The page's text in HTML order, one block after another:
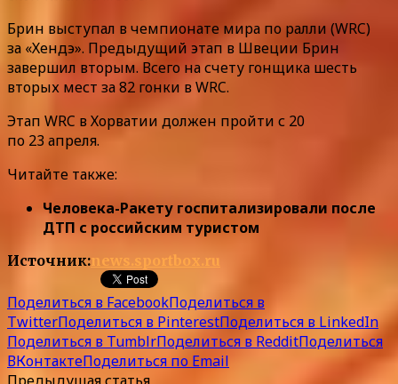
Брин выступал в чемпионате мира по ралли (WRC)
за «Хендэ». Предыдущий этап в Швеции Брин
завершил вторым. Всего на счету гонщика шесть
вторых мест за 82 гонки в WRC.
Этап WRC в Хорватии должен пройти с 20
по 23 апреля.
Читайте также:
Человека-Ракету госпитализировали после
ДТП с российским туристом
Источник:news.sportbox.ru
Поделиться в FacebookПоделиться в
TwitterПоделиться в PinterestПоделиться в LinkedIn
Поделиться в TumblrПоделиться в RedditПоделиться
ВКонтактеПоделиться по Email